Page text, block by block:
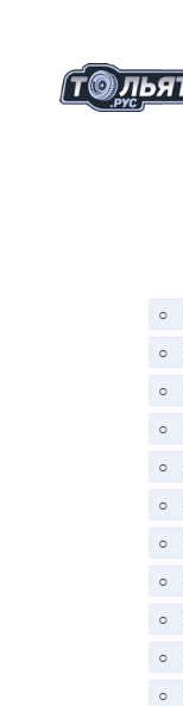
○
○
○
○
○
○
○
○
○
○
○